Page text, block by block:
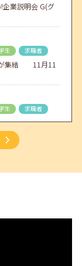
業説明会 G(グ
生 求職者
が集結 11月11
生 求職者
クイベント 11
業説明会